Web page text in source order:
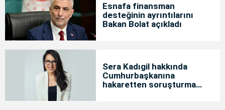
Esnafa finansman
desteğinin ayrıntılarını
Bakan Bolat açıkladı
Sera Kadıgil hakkında
Cumhurbaşkanına
hakaretten soruşturma